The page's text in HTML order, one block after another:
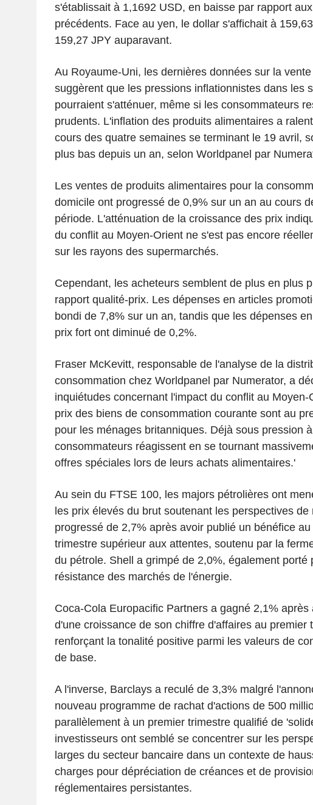
s'établissait à 1,1692 USD, en baisse par rapport
précédents. Face au yen, le dollar s'affichait à
159,27 JPY auparavant.
Au Royaume-Uni, les dernières données sur la
suggèrent que les pressions inflationnistes dans les
pourraient s'atténuer, même si les consommateurs
prudents. L'inflation des produits alimentaires a
cours des quatre semaines se terminant le 19 avril,
plus bas depuis un an, selon Worldpanel par
Les ventes de produits alimentaires pour la
domicile ont progressé de 0,9% sur un an au cours
période. L'atténuation de la croissance des prix
du conflit au Moyen-Orient ne s'est pas encore
sur les rayons des supermarchés.
Cependant, les acheteurs semblent de plus en plus
rapport qualité-prix. Les dépenses en articles
bondi de 7,8% sur un an, tandis que les dépenses
prix fort ont diminué de 0,2%.
Fraser McKevitt, responsable de l'analyse de la
consommation chez Worldpanel par Numerator, a
inquiétudes concernant l'impact du conflit au Moyen-
prix des biens de consommation courante sont au
pour les ménages britanniques. Déjà sous pression
consommateurs réagissent en se tournant
offres spéciales lors de leurs achats alimentaires.'
Au sein du FTSE 100, les majors pétrolières ont
les prix élevés du brut soutenant les perspectives de
progressé de 2,7% après avoir publié un bénéfice
trimestre supérieur aux attentes, soutenu par la
du pétrole. Shell a grimpé de 2,0%, également porté
résistance des marchés de l'énergie.
Coca-Cola Europacific Partners a gagné 2,1% après
d'une croissance de son chiffre d'affaires au premier
renforçant la tonalité positive parmi les valeurs de
de base.
A l'inverse, Barclays a reculé de 3,3% malgré
nouveau programme de rachat d'actions de 500
parallèlement à un premier trimestre qualifié de
investisseurs ont semblé se concentrer sur les
larges du secteur bancaire dans un contexte de
charges pour dépréciation de créances et de
réglementaires persistantes.